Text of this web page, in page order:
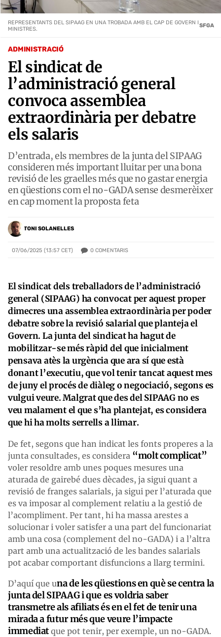
ADMINISTRACIÓ
El sindicat de
l’administració general
convoca assemblea
extraordinària per debatre
els salaris
D’entrada, els membres de la junta del SIPAAG
consideren més important lluitar per una bona
revisió de les graelles més que no gastar energia
en qüestions com el no-GADA sense desmerèixer
en cap moment la proposta feta
TONI SOLANELLES
07/06/2025 (13:57 CET) 0 COMENTARIS
REPRESENTANTS DEL SIPAAG EN UNA TROBADA AMB EL CAP DE GOVERN I
MINISTRES.
SFGA
El sindicat dels treballadors de l’administració
general (SIPAAG) ha convocat per aquest proper
dimecres una assemblea extraordinària per poder
debatre sobre la revisió salarial que planteja el
Govern. La junta del sindicat ha hagut de
mobilitzar-se més ràpid del que inicialment
pensava atès la urgència que ara sí que està
donant l’executiu, que vol tenir tancat aquest mes
de juny el procés de diàleg o negociació, segons es
vulgui veure. Malgrat que des del SIPAAG no es
veu malament el que s’ha plantejat, es considera
que hi ha molts serrells a llimar.
De fet, segons que han indicat les fonts properes a la
junta consultades, es considera “molt complicat”
voler resoldre amb unes poques mesures una
aturada de gairebé dues dècades, ja sigui quant a
revisió de franges salarials, ja sigui per l’aturada que
es va imposar al complement relatiu a la gestió de
l’acompliment. Per tant, hi ha massa arestes a
solucionar i voler satisfer a una part del funcionariat
amb una cosa (complement del no-GADA) i a l’altra
part amb una actualització de les bandes salarials
pot acabar comportant disfuncions a llarg termini.
D’aquí que una de les qüestions en què se centra la
junta del SIPAAG i que es voldria saber
transmetre als afiliats és en el fet de tenir una
mirada a futur més que veure l’impacte
immediat que pot tenir, per exemple, un no-GADA.